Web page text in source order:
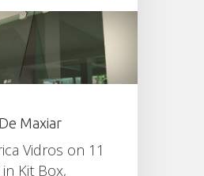
Maxiar
Vidros on 11
Kit Box,